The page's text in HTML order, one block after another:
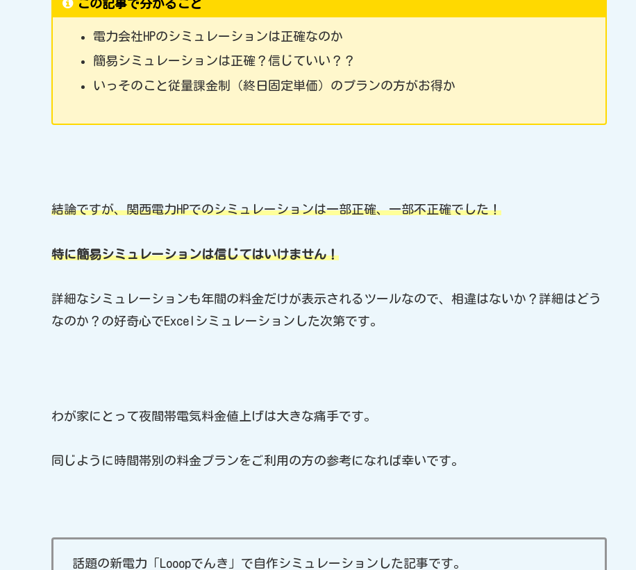
この記事で分かること
電力会社HPのシミュレーションは正確なのか
簡易シミュレーションは正確？信じていい？？
いっそのこと従量課金制（終日固定単価）のプランの方がお得か
結論ですが、関西電力HPでのシミュレーションは一部正確、一部不正確でした！
特に簡易シミュレーションは信じてはいけません！
詳細なシミュレーションも年間の料金だけが表示されるツールなので、相違はないか？詳細はどう
なのか？の好奇心でExcelシミュレーションした次第です。
わが家にとって夜間帯電気料金値上げは大きな痛手です。
同じように時間帯別の料金プランをご利用の方の参考になれば幸いです。
話題の新電力「Looopでんき」で自作シミュレーションした記事です。